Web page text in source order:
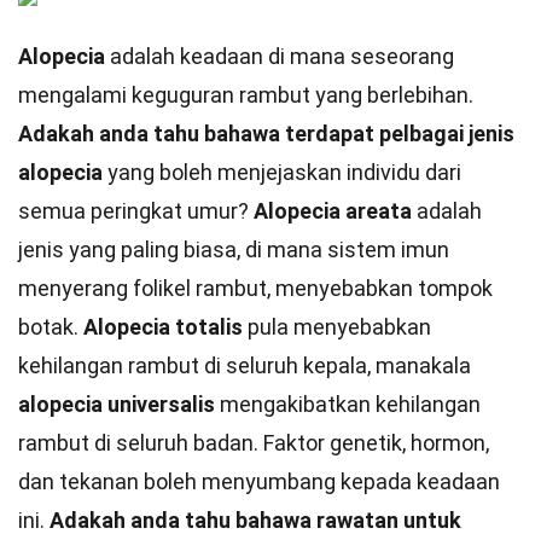
Alopecia adalah keadaan di mana seseorang
mengalami keguguran rambut yang berlebihan.
Adakah anda tahu bahawa terdapat pelbagai jenis
alopecia yang boleh menjejaskan individu dari
semua peringkat umur? Alopecia areata adalah
jenis yang paling biasa, di mana sistem imun
menyerang folikel rambut, menyebabkan tompok
botak. Alopecia totalis pula menyebabkan
kehilangan rambut di seluruh kepala, manakala
alopecia universalis mengakibatkan kehilangan
rambut di seluruh badan. Faktor genetik, hormon,
dan tekanan boleh menyumbang kepada keadaan
ini. Adakah anda tahu bahawa rawatan untuk